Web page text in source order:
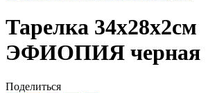
Тарелка 34х28х2см
ЭФИОПИЯ черная
Поделиться